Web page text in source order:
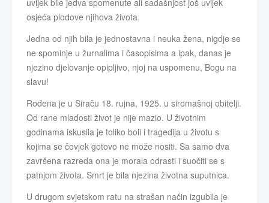
uvijek bile jedva spomenute ali sadašnjost još uvijek
osjeća plodove njihova života.
Jedna od njih bila je jednostavna i neuka žena, nigdje se
ne spominje u žurnalima i časopisima a ipak, danas je
njezino djelovanje opipljivo, njoj na uspomenu, Bogu na
slavu!
Rođena je u Siraču 18. rujna, 1925. u siromašnoj obitelji.
Od rane mladosti život je nije mazio. U životnim
godinama iskusila je toliko boli i tragedija u životu s
kojima se čovjek gotovo ne može nositi. Sa samo dva
završena razreda ona je morala odrasti i suočiti se s
patnjom života. Smrt je bila njezina životna suputnica.
U drugom svjetskom ratu na strašan način izgubila je